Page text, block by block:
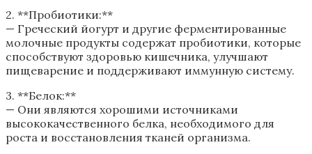
2. **Пробиотики:**
— Греческий йогурт и другие ферментированные
молочные продукты содержат пробиотики, которые
способствуют здоровью кишечника, улучшают
пищеварение и поддерживают иммунную систему.
3. **Белок:**
— Они являются хорошими источниками
высококачественного белка, необходимого для
роста и восстановления тканей организма.